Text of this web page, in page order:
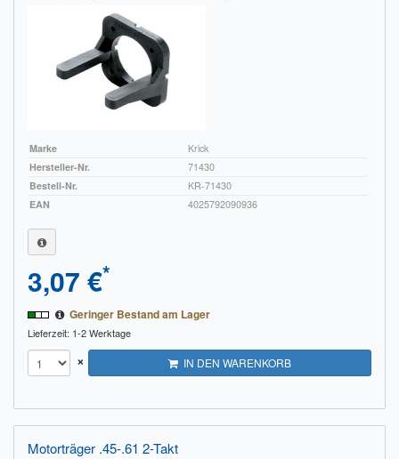
Marke
Krick
Hersteller-Nr.
71430
Bestell-Nr.
KR-71430
EAN
4025792090936
3,07 €*
Geringer Bestand am Lager
Lieferzeit: 1-2 Werktage
× IN DEN WARENKORB
Motorträger .45-.61 2-Takt